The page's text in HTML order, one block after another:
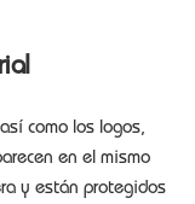
como los logos,
en el mismo
y están protegidos